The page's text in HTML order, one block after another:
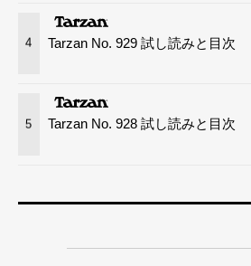
4 Tarzan No. 929 試し読みと目次
5 Tarzan No. 928 試し読みと目次